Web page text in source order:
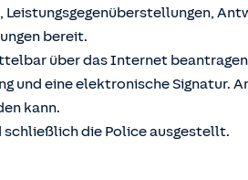
bereit.
über das Internet
und eine elektronische Signatur.
kann.
schließlich die Police ausgestellt.